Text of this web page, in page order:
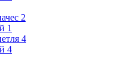
2
1
4
4